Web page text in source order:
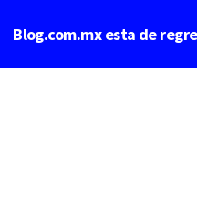
Blog.com.mx esta de